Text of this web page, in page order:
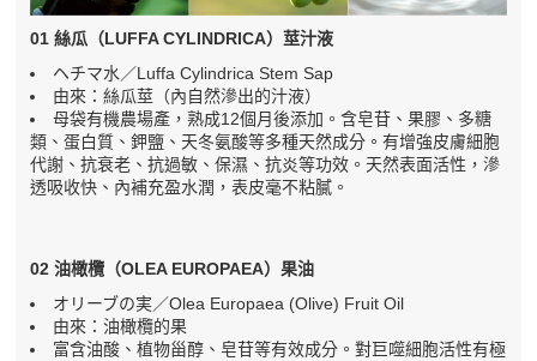
01 絲瓜（LUFFA CYLINDRICA）莖汁液
ヘチマ水／Luffa Cylindrica Stem Sap
由來：絲瓜莖（內自然滲出的汁液）
母袋有機農場產，熟成12個月後添加。含皂苷、果膠、多糖
類、蛋白質、鉀鹽、天冬氨酸等多種天然成分。有增強皮膚細胞
代謝、抗衰老、抗過敏、保濕、抗炎等功效。天然表面活性，滲
透吸收快、內補充盈水潤，表皮毫不粘膩。
02 油橄欖（OLEA EUROPAEA）果油
オリーブの実／Olea Europaea (Olive) Fruit Oil
由來：油橄欖的果
富含油酸、植物甾醇、皂苷等有效成分。對巨噬細胞活性有極